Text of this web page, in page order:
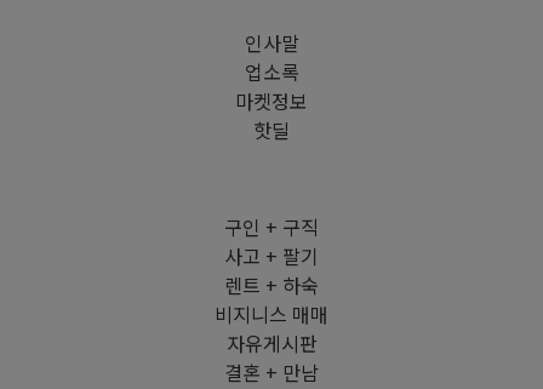
인사말
업소록
마켓정보
핫딜
구인 + 구직
사고 + 팔기
렌트 + 하숙
비지니스 매매
자유게시판
결혼 + 만남